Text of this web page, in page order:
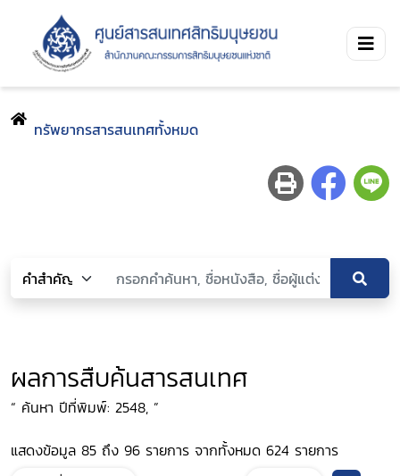
ทรัพยากรสารสนเทศทั้งหมด
ผลการสืบค้นสารสนเทศ
“ ค้นหา ปีที่พิมพ์: 2548, ”
แสดงข้อมูล 85 ถึง 96 รายการ จากทั้งหมด 624 รายการ